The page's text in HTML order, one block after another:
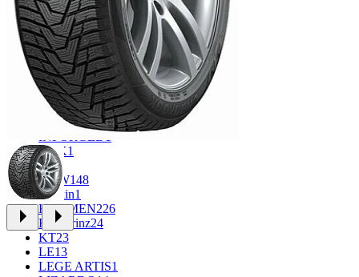
CROSS_STREET
Eurodisk1
FF33
FR REPLICA 1
GR34
Grizzly3
iFree965
iFree Original49
Ikon1
K&K1
K72
KDW148
Keskin1
KHOMEN226
Kronprinz24
KT23
LE13
LEGE ARTIS1